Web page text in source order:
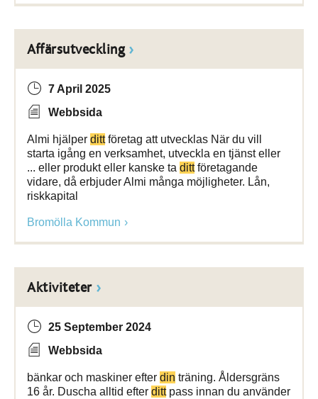
Affärsutveckling
7 April 2025
Webbsida
Almi hjälper dittföretag att utvecklas När du vill
starta igång en verksamhet, utveckla en tjänst eller
... eller produkt eller kanske ta dittföretagande
vidare, då erbjuder Almi många möjligheter. Lån,
riskkapital
Bromölla Kommun
Aktiviteter
25 September 2024
Webbsida
bänkar och maskiner efter din träning. Åldersgräns
16 år. Duscha alltid efter dittpass innan du använder